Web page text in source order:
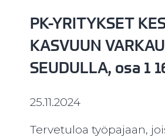
PK-YRITYKSET
KASVUUN
SEUDULLA, osa 1
25.11.2024
Tervetuloa työpajaan,